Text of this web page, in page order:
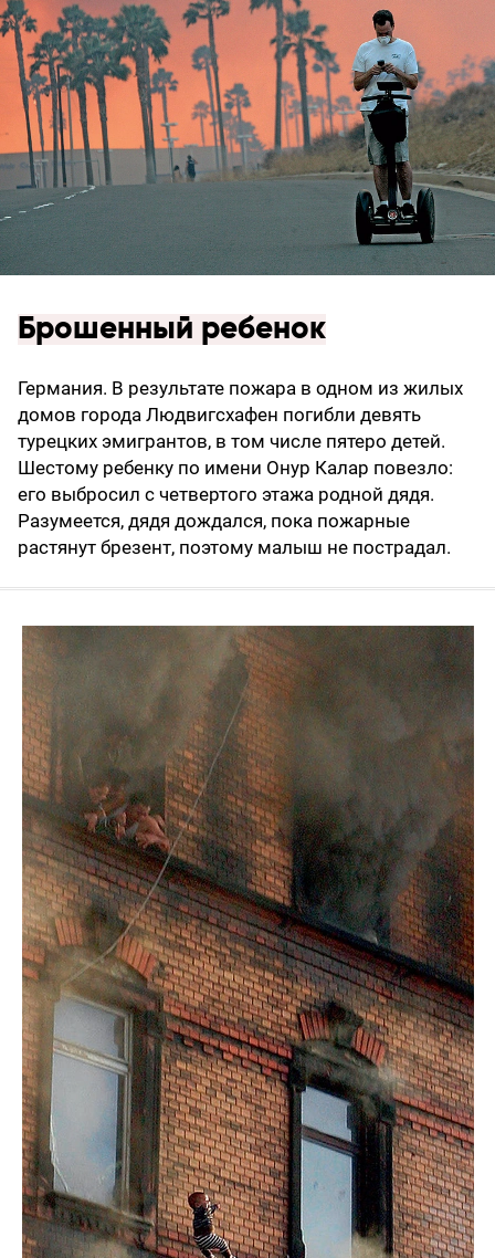
Брошенный ребенок
Германия. В результате пожара в одном из жилых
домов города Людвигсхафен погибли девять
турецких эмигрантов, в том числе пятеро детей.
Шестому ребенку по имени Онур Калар повезло:
его выбросил с четвертого этажа родной дядя.
Разумеется, дядя дождался, пока пожарные
растянут брезент, поэтому малыш не пострадал.